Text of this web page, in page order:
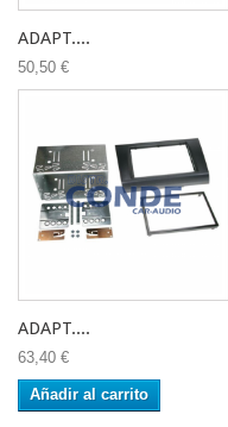
ADAPT....
50,50 €
ADAPT....
63,40 €
Añadir al carrito